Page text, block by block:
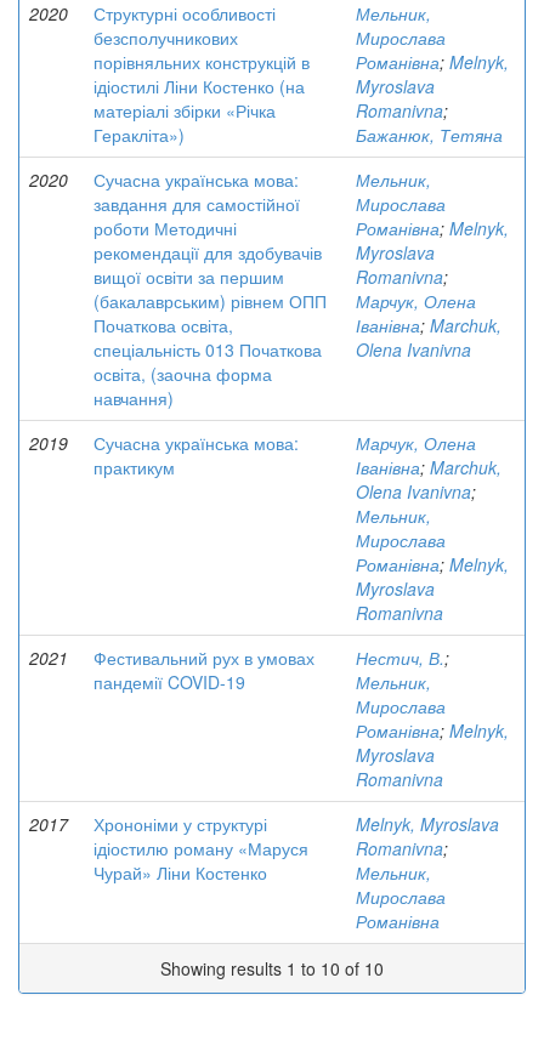
2020
Структурні особливості
безсполучникових
порівняльних конструкцій в
ідіостилі Ліни Костенко (на
матеріалі збірки «Річка
Геракліта»)
Мельник,
Мирослава
Романівна; Melnyk,
Myroslava
Romanivna;
Бажанюк, Тетяна
2020
Сучасна українська мова:
завдання для самостійної
роботи Методичні
рекомендації для здобувачів
вищої освіти за першим
(бакалаврським) рівнем ОПП
Початкова освіта,
спеціальність 013 Початкова
освіта, (заочна форма
навчання)
Мельник,
Мирослава
Романівна; Melnyk,
Myroslava
Romanivna;
Марчук, Олена
Іванівна; Marchuk,
Olena Ivanivna
2019
Сучасна українська мова:
практикум
Марчук, Олена
Іванівна; Marchuk,
Olena Ivanivna;
Мельник,
Мирослава
Романівна; Melnyk,
Myroslava
Romanivna
2021
Фестивальний рух в умовах
пандемії COVID-19
Нестич, В.;
Мельник,
Мирослава
Романівна; Melnyk,
Myroslava
Romanivna
2017
Хрононіми у структурі
ідіостилю роману «Маруся
Чурай» Ліни Костенко
Melnyk, Myroslava
Romanivna;
Мельник,
Мирослава
Романівна
Showing results 1 to 10 of 10